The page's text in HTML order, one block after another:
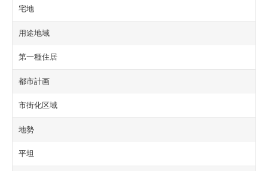
宅地
用途地域
第一種住居
都市計画
市街化区域
地勢
平坦